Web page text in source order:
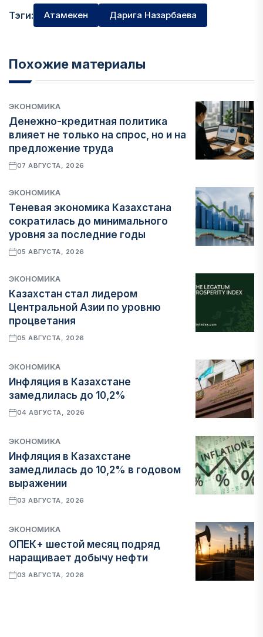
Тэги: Атамекен Дарига Назарбаева
Похожие материалы
ЭКОНОМИКА
Денежно-кредитная политика
влияет не только на спрос, но и на
предложение труда
07 АВГУСТА, 2026
ЭКОНОМИКА
Теневая экономика Казахстана
сократилась до минимального
уровня за последние годы
05 АВГУСТА, 2026
ЭКОНОМИКА
Казахстан стал лидером
Центральной Азии по уровню
процветания
05 АВГУСТА, 2026
ЭКОНОМИКА
Инфляция в Казахстане
замедлилась до 10,2%
04 АВГУСТА, 2026
ЭКОНОМИКА
Инфляция в Казахстане
замедлилась до 10,2% в годовом
выражении
03 АВГУСТА, 2026
ЭКОНОМИКА
ОПЕК+ шестой месяц подряд
наращивает добычу нефти
03 АВГУСТА, 2026